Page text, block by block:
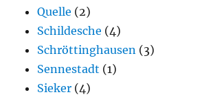
Quelle (2)
Schildesche (4)
Schröttinghausen (3)
Sennestadt (1)
Sieker (4)